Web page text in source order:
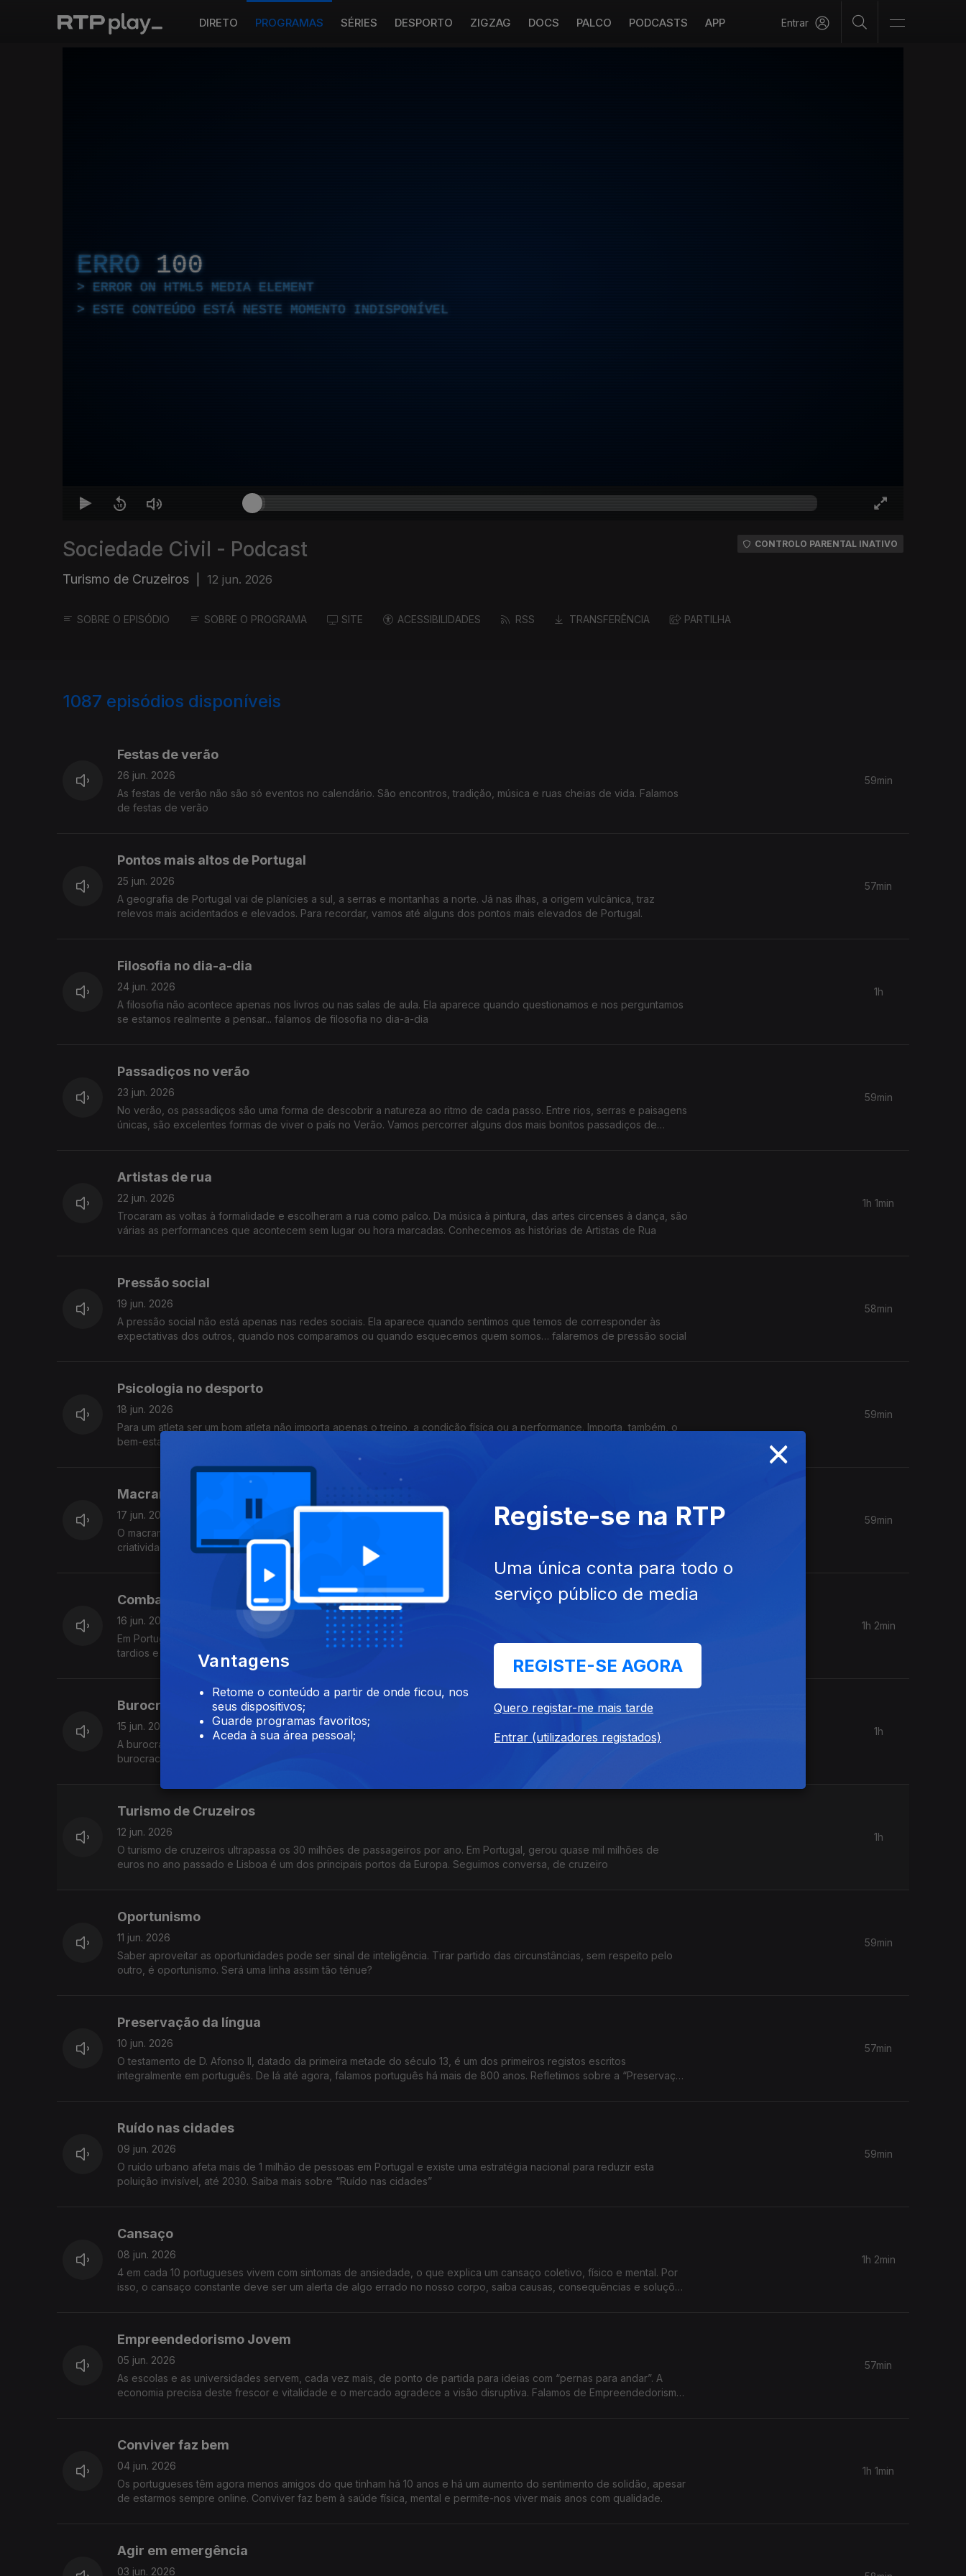
DIRETO PROGRAMAS SÉRIES DESPORTO ZIGZAG DOCS PALCO PODCASTS APP Entrar
ERRO 100
ERROR ON HTML5 MEDIA ELEMENT
ESTE CONTEÚDO ESTÁ NESTE MOMENTO INDISPONÍVEL
Sociedade Civil - Podcast
Turismo de Cruzeiros 12 jun. 2026
CONTROLO PARENTAL INATIVO
SOBRE O EPISÓDIO SOBRE O PROGRAMA SITE ACESSIBILIDADES RSS TRANSFERÊNCIA PARTILHA
1087 episódios disponíveis
Festas de verão
26 jun. 2026
As festas de verão não são só eventos no calendário. São encontros, tradição, música e ruas cheias de vida. Falamos
de festas de verão
59min
Pontos mais altos de Portugal
25 jun. 2026
A geografia de Portugal vai de planícies a sul, a serras e montanhas a norte. Já nas ilhas, a origem vulcânica, traz
relevos mais acidentados e elevados. Para recordar, vamos até alguns dos pontos mais elevados de Portugal.
57min
Filosofia no dia-a-dia
24 jun. 2026
A filosofia não acontece apenas nos livros ou nas salas de aula. Ela aparece quando questionamos e nos perguntamos
se estamos realmente a pensar... falamos de filosofia no dia-a-dia
1h
Passadiços no verão
23 jun. 2026
No verão, os passadiços são uma forma de descobrir a natureza ao ritmo de cada passo. Entre rios, serras e paisagens
únicas, são excelentes formas de viver o país no Verão. Vamos percorrer alguns dos mais bonitos passadiços de
59min
Artistas de rua
22 jun. 2026
Trocaram as voltas à formalidade e escolheram a rua como palco. Da música à pintura, das artes circenses à dança, são
várias as performances que acontecem sem lugar ou hora marcadas. Conhecemos as histórias de Artistas de Rua
1h 1min
Pressão social
19 jun. 2026
A pressão social não está apenas nas redes sociais. Ela aparece quando sentimos que temos de corresponder às
expectativas dos outros, quando nos comparamos ou quando esquecemos quem somos… falaremos de pressão social
58min
Psicologia no desporto
18 jun. 2026
Para um atleta ser um bom atleta não importa apenas o treino, a condição física ou a performance. Importa, também, o
bem-estar psicológico para corpo e mente vencedores. Falamos sobre a Psicologia no Desporto
59min
Macramé
17 jun. 2026
O macramé voltou a ganhar espaço nas mãos de uma nova geração de artistas portugueses. Entre tradição e
criatividade, descobrimos como esta arte continua a reinventar-se. Falaremos sobre macramé
59min
Combater a dor
16 jun. 2026
Em Portugal, milhares de pessoas vivem com dor crónica, muitas vezes invisível e silenciosa, marcada por diagnósticos
tardios e tratamentos exigentes. A ciência avança e traz esperança. Falaremos sobre combater a dor.
1h 2min
Burocracia
15 jun. 2026
A burocracia é a arte de tornar o possível, impossível. E Portugal é bem o exemplo disso. Sim, somos o país onde a
burocracia vale mais do que a eficiência. O Estado é pesado e está sequestrado. Empresas, e nós, sufocamos e
1h
Turismo de Cruzeiros
12 jun. 2026
O turismo de cruzeiros ultrapassa os 30 milhões de passageiros por ano. Em Portugal, gerou quase mil milhões de
euros no ano passado e Lisboa é um dos principais portos da Europa. Seguimos conversa, de cruzeiro
1h
Oportunismo
11 jun. 2026
Saber aproveitar as oportunidades pode ser sinal de inteligência. Tirar partido das circunstâncias, sem respeito pelo
outro, é oportunismo. Será uma linha assim tão ténue?
59min
Preservação da língua
10 jun. 2026
O testamento de D. Afonso II, datado da primeira metade do século 13, é um dos primeiros registos escritos
integralmente em português. De lá até agora, falamos português há mais de 800 anos. Refletimos sobre a “Preservação
57min
Ruído nas cidades
09 jun. 2026
O ruído urbano afeta mais de 1 milhão de pessoas em Portugal e existe uma estratégia nacional para reduzir esta
poluição invisível, até 2030. Saiba mais sobre “Ruído nas cidades”
59min
Cansaço
08 jun. 2026
4 em cada 10 portugueses vivem com sintomas de ansiedade, o que explica um cansaço coletivo, físico e mental. Por
isso, o cansaço constante deve ser um alerta de algo errado no nosso corpo, saiba causas, consequências e soluções
1h 2min
Empreendedorismo Jovem
05 jun. 2026
As escolas e as universidades servem, cada vez mais, de ponto de partida para ideias com “pernas para andar”. A
economia precisa deste frescor e vitalidade e o mercado agradece a visão disruptiva. Falamos de Empreendedorismo
57min
Conviver faz bem
04 jun. 2026
Os portugueses têm agora menos amigos do que tinham há 10 anos e há um aumento do sentimento de solidão, apesar
de estarmos sempre online. Conviver faz bem à saúde física, mental e permite-nos viver mais anos com qualidade.
1h 1min
Agir em emergência
03 jun. 2026
×
Vantagens
Retome o conteúdo a partir de onde ficou, nos
seus dispositivos;
Guarde programas favoritos;
Aceda à sua área pessoal;
Registe-se na RTP
Uma única conta para todo o
serviço público de media
REGISTE-SE AGORA
Quero registar-me mais tarde
Entrar (utilizadores registados)